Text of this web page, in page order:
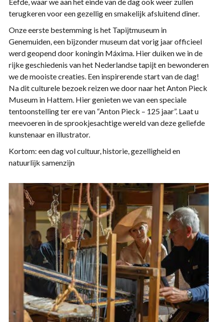
terugkeren voor een gezellig en smakelijk afsluitend diner.
Onze eerste bestemming is het Tapijtmuseum in
Genemuiden, een bijzonder museum dat vorig jaar officieel
werd geopend door koningin Máxima. Hier duiken we in de
rijke geschiedenis van het Nederlandse tapijt en bewonderen
we de mooiste creaties. Een inspirerende start van de dag!
Na dit culturele bezoek reizen we door naar het Anton Pieck
Museum in Hattem. Hier genieten we van een speciale
tentoonstelling ter ere van “Anton Pieck – 125 jaar”. Laat u
meevoeren in de sprookjesachtige wereld van deze geliefde
kunstenaar en illustrator.
Kortom: een dag vol cultuur, historie, gezelligheid en
natuurlijk samenzijn